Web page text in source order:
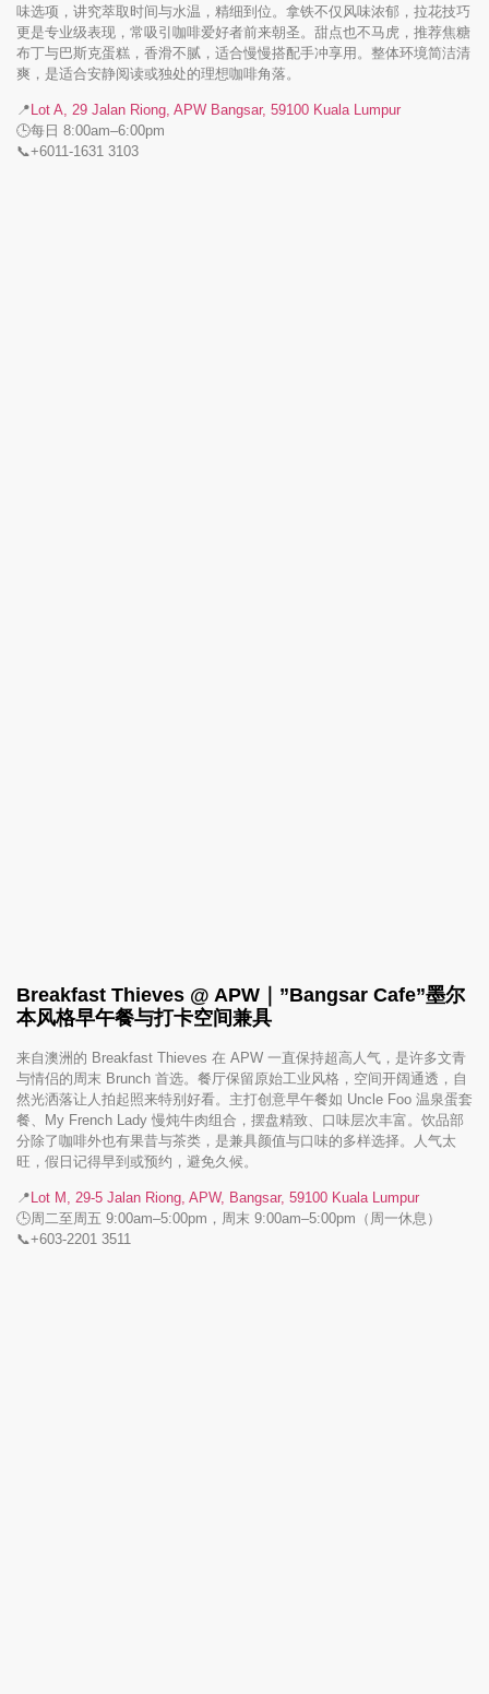
味选项，讲究萃取时间与水温，精细到位。拿铁不仅风味浓郁，拉花技巧
更是专业级表现，常吸引咖啡爱好者前来朝圣。甜点也不马虎，推荐焦糖
布丁与巴斯克蛋糕，香滑不腻，适合慢慢搭配手冲享用。整体环境简洁清
爽，是适合安静阅读或独处的理想咖啡角落。
📍 Lot A, 29 Jalan Riong, APW Bangsar, 59100 Kuala Lumpur
🕒每日 8:00am–6:00pm
📞+6011-1631 3103
Breakfast Thieves @ APW｜”Bangsar Cafe”墨尔
本风格早午餐与打卡空间兼具
来自澳洲的 Breakfast Thieves 在 APW 一直保持超高人气，是许多文青
与情侣的周末 Brunch 首选。餐厅保留原始工业风格，空间开阔通透，自
然光洒落让人拍起照来特别好看。主打创意早午餐如 Uncle Foo 温泉蛋套
餐、My French Lady 慢炖牛肉组合，摆盘精致、口味层次丰富。饮品部
分除了咖啡外也有果昔与茶类，是兼具颜值与口味的多样选择。人气太
旺，假日记得早到或预约，避免久候。
📍 Lot M, 29-5 Jalan Riong, APW, Bangsar, 59100 Kuala Lumpur
🕒周二至周五 9:00am–5:00pm，周末 9:00am–5:00pm（周一休息）
📞+603-2201 3511